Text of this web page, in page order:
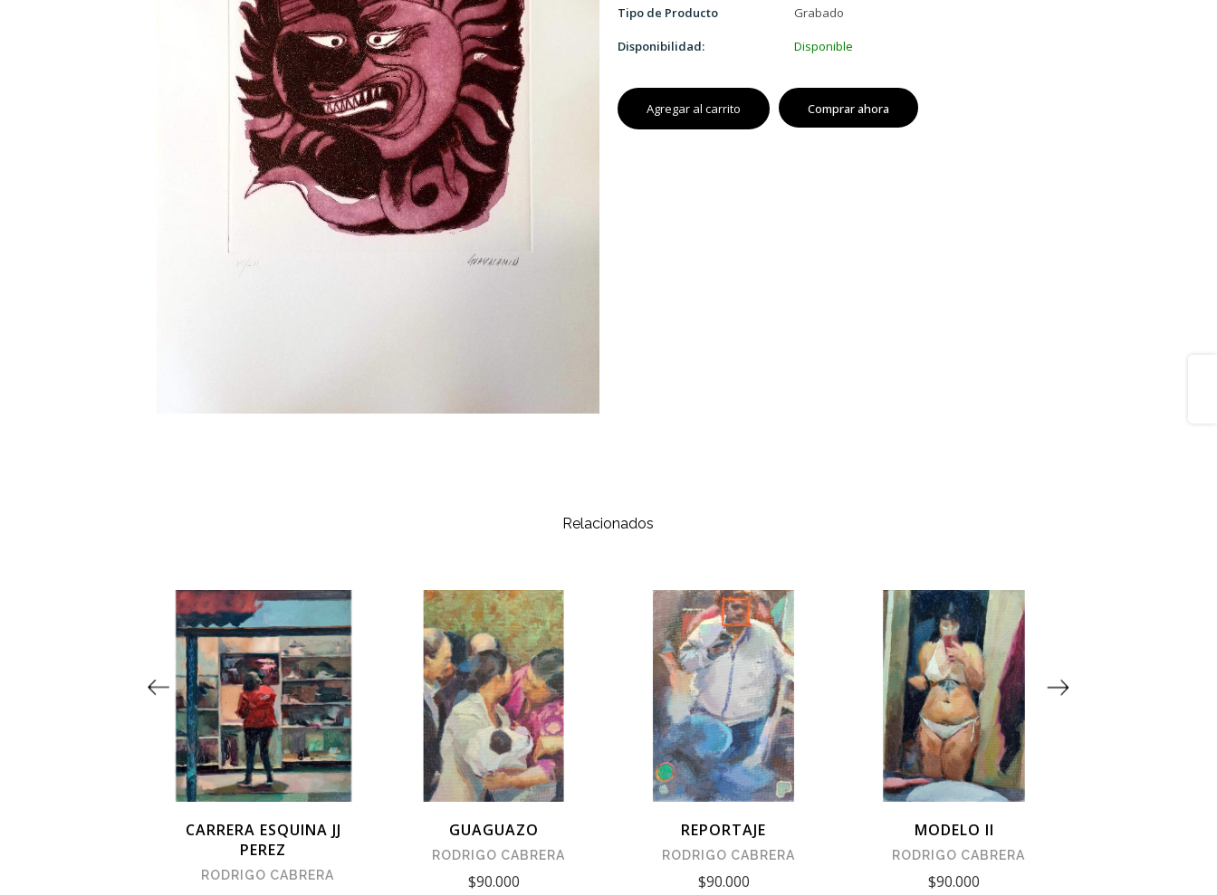
Tipo de Producto Grabado
Disponibilidad: Disponible
Agregar al carrito Comprar ahora
Relacionados
CARRERA ESQUINA JJ
PEREZ
RODRIGO CABRERA
GUAGUAZO
RODRIGO CABRERA
$90.000
REPORTAJE
RODRIGO CABRERA
$90.000
MODELO II
RODRIGO CABRERA
$90.000